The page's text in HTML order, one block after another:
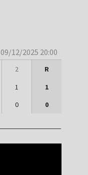
09/12/2025 20:00
2
1
0
R
1
0